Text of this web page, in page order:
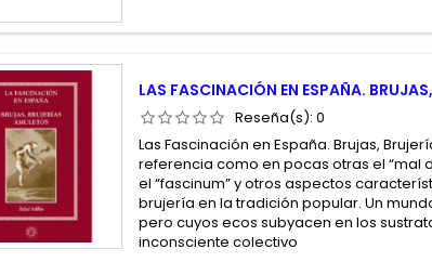
LAS FASCINACIÓN EN ESPAÑA.
Reseña(s):0
Las Fascinación en España. Brujas,
referencia como en pocas otras el “mal
el “fascinum” y otros aspectos
brujería en la tradición popular. Un
pero cuyos ecos subyacen en los
inconsciente colectivo